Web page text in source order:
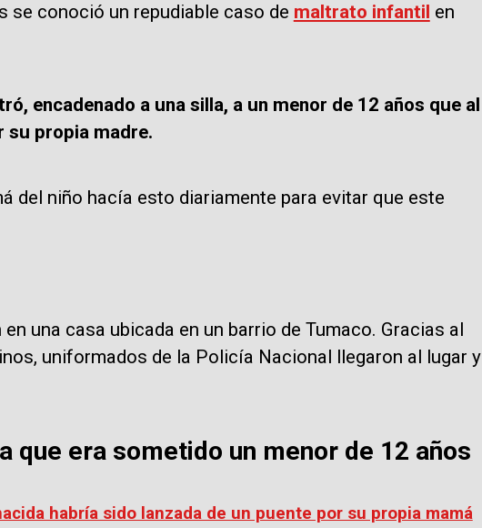
se conoció un repudiable caso de maltrato infantil en
encadenado a una silla, a un menor de 12 años que al
su propia madre.
del niño hacía esto diariamente para evitar que este
una casa ubicada en un barrio de Tumaco. Gracias al
uniformados de la Policía Nacional llegaron al lugar y
que era sometido un menor de 12 años
habría sido lanzada de un puente por su propia mamá